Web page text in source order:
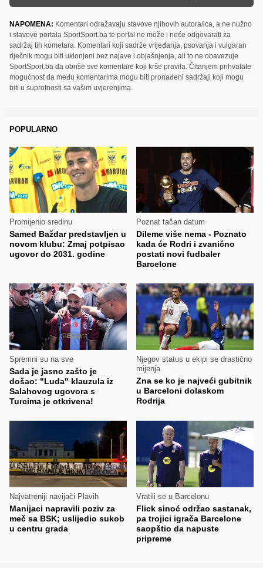
NAPOMENA: Komentari odražavaju stavove njihovih autora/ica, a ne nužno
i stavove portala SportSport.ba te portal ne može i neće odgovarati za
sadržaj tih kometara. Komentari koji sadrže vrijeđanja, psovanja i vulgaran
riječnik mogu biti uklonjeni bez najave i objašnjenja, ali to ne obavezuje
SportSport.ba da obriše sve komentare koji krše pravila. Čitanjem prihvatate
mogućnost da među komentarima mogu biti pronađeni sadržaji koji mogu
biti u suprotnosti sa vašim uvjerenjima.
POPULARNO
Promijenio sredinu
Samed Baždar predstavljen u
novom klubu: Zmaj potpisao
ugovor do 2031. godine
Poznat tačan datum
Dileme više nema - Poznato
kada će Rodri i zvanično
postati novi fudbaler
Barcelone
Spremni su na sve
Sada je jasno zašto je
došao: "Luda" klauzula iz
Salahovog ugovora s
Turcima je otkrivena!
Njegov status u ekipi se drastično
mijenja
Zna se ko je najveći gubitnik
u Barceloni dolaskom
Rodrija
Najvatreniji navijači Plavih
Manijaci napravili poziv za
meč sa BSK; uslijedio sukob
u centru grada
Vratili se u Barcelonu
Flick sinoć održao sastanak,
pa trojici igrača Barcelone
saopštio da napuste
pripreme